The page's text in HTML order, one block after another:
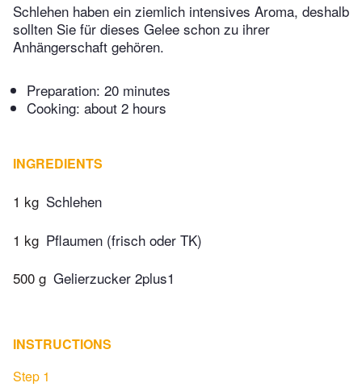
Schlehen haben ein ziemlich intensives Aroma, deshalb
sollten Sie für dieses Gelee schon zu ihrer
Anhängerschaft gehören.
Preparation: 20 minutes
Cooking: about 2 hours
INGREDIENTS
1 kg Schlehen
1 kg Pflaumen (frisch oder TK)
500 g Gelierzucker 2plus1
INSTRUCTIONS
Step 1